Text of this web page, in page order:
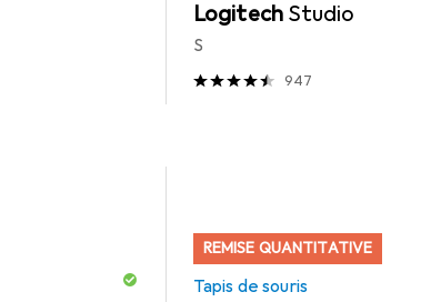
Logitech Studio
S
947
REMISE QUANTITATIVE
Tapis de souris